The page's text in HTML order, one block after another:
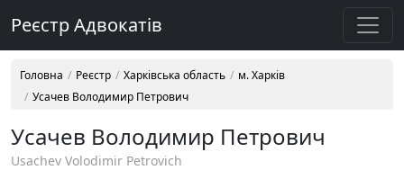
Реєстр Адвокатів
Головна Реєстр Харківська область
м. Харків
Усачев Володимир Петрович
Усачев Володимир Петрович
Usachev Volodimir Petrovich